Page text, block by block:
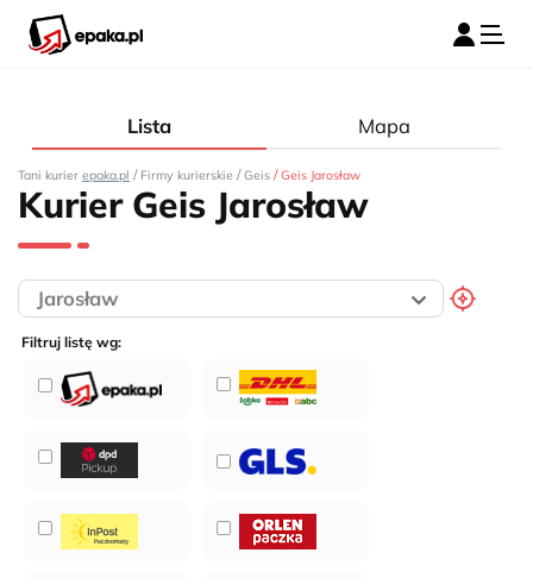
Lista Mapa
Tani kurier epaka.pl / Firmy kurierskie / Geis / Geis Jarosław
Kurier Geis Jarosław
Filtruj listę wg: